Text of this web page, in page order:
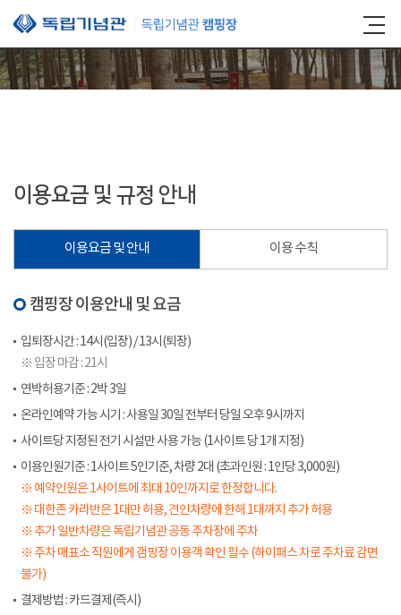
본문 바로가기
이용요금 및 규정 안내
이용요금 및 안내 이용 수칙
캠핑장 이용안내 및 요금
입퇴장시간 : 14시(입장) / 13시(퇴장)
※ 입장 마감 : 21시
연박허용기준 : 2박 3일
온라인예약 가능 시기 : 사용일 30일 전부터 당일 오후 9시까지
사이트당 지정된 전기 시설만 사용 가능 (1사이트 당 1개 지정)
이용인원기준 : 1사이트 5인기준, 차량 2대 (초과인원 : 1인당 3,000원)
※ 예약인원은 1사이트에 최대 10인까지로 한정합니다.
※ 대한존 카라반은 1대만 허용, 견인차량에 한해 1대까지 추가 허용
※ 추가 일반차량은 독립기념관 공동 주차장에 주차
※ 주차 매표소 직원에게 갬핑장 이용객 확인 필수 (하이패스 차로 주차료 감면
불가)
결제방법 : 카드결제(즉시)